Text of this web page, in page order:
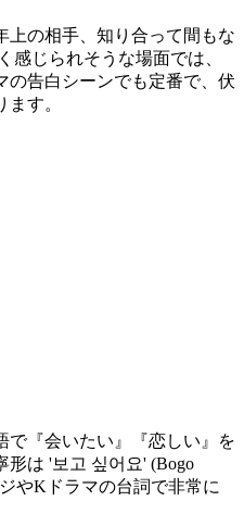
上の相手、知り合って間もな
感じられそうな場面では、
の告白シーンでも定番で、伏
す。
で『会いたい』『恋しい』を
は '보고 싶어요' (Bogo
やKドラマの台詞で非常に